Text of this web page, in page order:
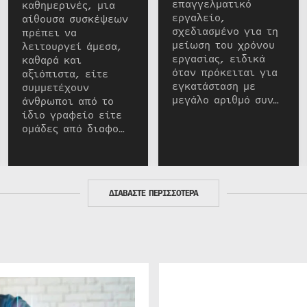
καθημερινές, μια
αίθουσα συσκέψεων
πρέπει να
λειτουργεί άμεσα,
καθαρά και
αξιόπιστα, είτε
συμμετέχουν
άνθρωποι από το
ίδιο γραφείο είτε
ομάδες από διαφο…
επαγγελματικό
εργαλείο,
σχεδιασμένο για τη
μείωση του χρόνου
εργασίας, ειδικά
όταν πρόκειται για
εγκατάσταση με
μεγάλο αριθμό συν…
ΔΙΑΒΑΣΤΕ ΠΕΡΙΣΣΟΤΕΡΑ